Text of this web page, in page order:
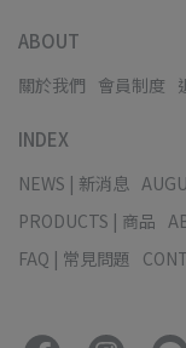
ABOUT
關於我們 會員制度
INDEX
NEWS | 新消息
PRODUCTS | 商品
FAQ | 常見問題